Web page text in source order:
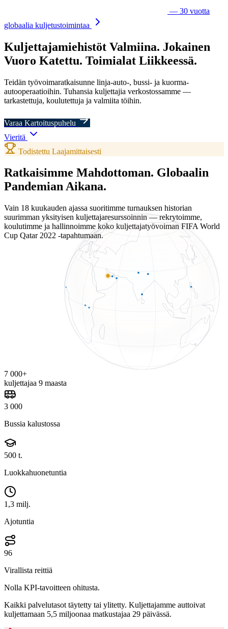
— 30 vuotta
globaalia kuljetustoimintaa
Kuljettajamiehistöt Valmiina. Jokainen
Vuoro Katettu. Toimialat Liikkeessä.
Teidän työvoimaratkaisunne linja-auto-, bussi- ja kuorma-
autooperaatioihin. Tuhansia kuljettajia verkostossamme —
tarkastettuja, koulutettuja ja valmiita töihin.
Varaa Kartoituspuhelu
Vieritä
Todistettu Laajamittaisesti
Ratkaisimme Mahdottoman. Globaalin
Pandemian Aikana.
Vain 18 kuukauden ajassa suoritimme turnauksen historian
suurimman yksityisen kuljettajaresurssoinnin — rekrytoimme,
koulutimme ja hallinnoimme koko kuljettajatyövoiman FIFA World
Cup Qatar 2022 -tapahtumaan.
7 000+
kuljettajaa 9 maasta
3 000
Bussia kalustossa
500 t.
Luokkahuonetuntia
1,3 milj.
Ajotuntia
96
Virallista reittiä
Nolla KPI-tavoitteen ohitusta.
Kaikki palvelutasot täytetty tai ylitetty. Kuljettajamme auttoivat
kuljettamaan 5,5 miljoonaa matkustajaa 29 päivässä.